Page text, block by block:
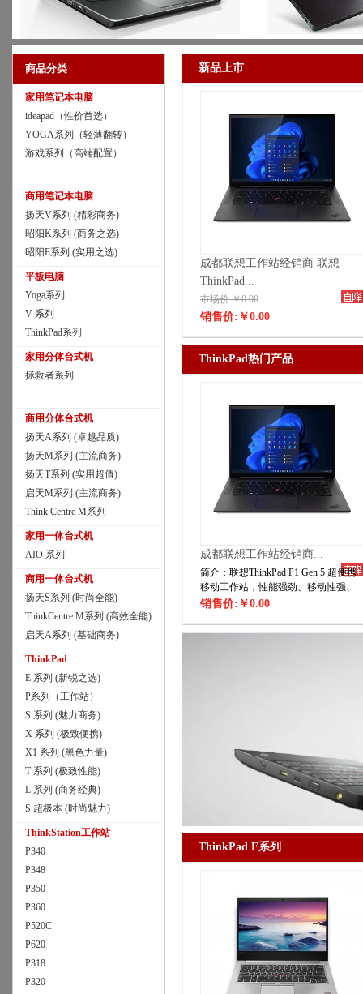
商品分类
家用笔记本电脑
ideapad（性价首选）
YOGA系列（轻薄翻转）
游戏系列（高端配置）
商用笔记本电脑
扬天V系列 (精彩商务)
昭阳K系列 (商务之选)
昭阳E系列 (实用之选)
平板电脑
Yoga系列
V 系列
ThinkPad系列
家用分体台式机
拯救者系列
商用分体台式机
扬天A系列 (卓越品质)
扬天M系列 (主流商务)
扬天T系列 (实用超值)
启天M系列 (主流商务)
Think Centre M系列
家用一体台式机
AIO 系列
商用一体台式机
扬天S系列 (时尚全能)
ThinkCentre M系列 (高效全能)
启天A系列 (基础商务)
ThinkPad
E 系列 (新锐之选)
P系列（工作站）
S 系列 (魅力商务)
X 系列 (极致便携)
X1 系列 (黑色力量)
T 系列 (极致性能)
L 系列 (商务经典)
S 超极本 (时尚魅力)
ThinkStation工作站
P340
P348
P350
P360
P520C
P620
P318
P320
新品上市
成都联想工作站经销商 联想
ThinkPad...
市场价:￥0.00
销售价: ￥0.00
ThinkPad热门产品
成都联想工作站经销商...
简介：联想ThinkPad P1 Gen 5 超便携
移动工作站，性能强劲、移动性强、
视觉效果震撼，是外形和功能的完美
销售价: ￥0.00
ThinkPad E系列